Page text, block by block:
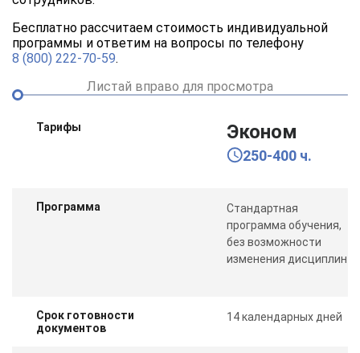
Бесплатно рассчитаем стоимость индивидуальной
программы и ответим на вопросы по телефону
8 (800) 222-70-59.
Листай вправо для просмотра
Тарифы Эконом
250-400 ч.
Программа
Стандартная
программа обучения,
без возможности
изменения дисциплин
Срок готовности
документов
14 календарных дней